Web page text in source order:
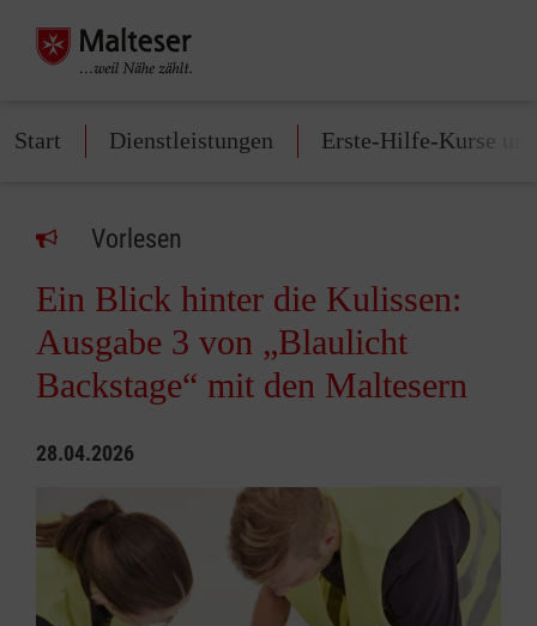
Start Dienstleistungen Erste-Hilfe-Kurse
Vorlesen
Ein Blick hinter die Kulissen:
Ausgabe 3 von „Blaulicht
Backstage“ mit den Maltesern
28.04.2026